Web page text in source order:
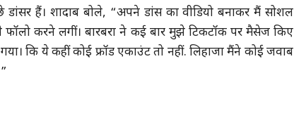
हैं। शादाब बोले, “अपने डांस का वीडियो बनाकर मैं सोशल
फॉलो करने लगीं। बारबरा ने कई बार मुझे टिकटॉक पर मैसेज किए
कि ये कहीं कोई फ्रॉड एकाउंट तो नहीं. लिहाजा मैंने कोई जवाब